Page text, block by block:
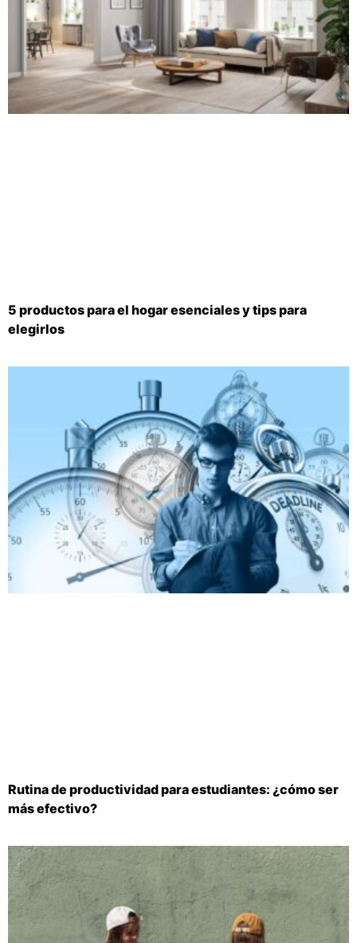
5 productos para el hogar esenciales y tips para
elegirlos
Rutina de productividad para estudiantes: ¿cómo ser
más efectivo?